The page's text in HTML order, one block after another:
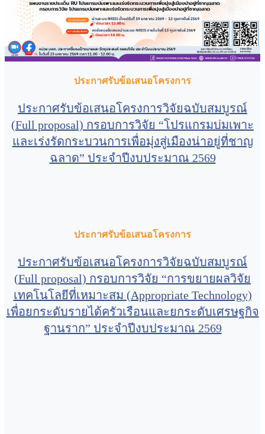
ประกาศรับข้อเสนอโครงการ
ประกาศรับข้อเสนอโครงการวิจัยฉบับสมบูรณ์
(Full proposal) กรอบการวิจัย “โปรแกรมบ่มเพาะ
และเร่งรัดกระบวนการเพื่อมุ่งสู่เมืองน่าอยู่ที่ชาญ
ฉลาด” ประจำปีงบประมาณ 2569
ประกาศรับข้อเสนอโครงการ
ประกาศรับข้อเสนอโครงการวิจัยฉบับสมบูรณ์
(Full proposal) กรอบการวิจัย “การขยายผลวิจัย
เทคโนโลยีที่เหมาะสม (Appropriate Technology)
เพื่อยกระดับรายได้ครัวเรือนและยกระดับเศรษฐกิจ
ฐานราก” ประจำปีงบประมาณ 2569